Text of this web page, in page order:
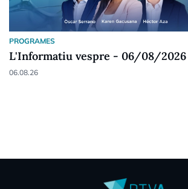
PROGRAMES
L'Informatiu vespre - 06/08/2026
06.08.26